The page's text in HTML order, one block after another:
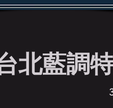
北藍調特